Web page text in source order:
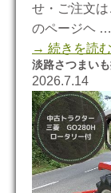
せ・ご注文
のページヘ
→ 続きを読む
淡路さつまい
2026.7.14